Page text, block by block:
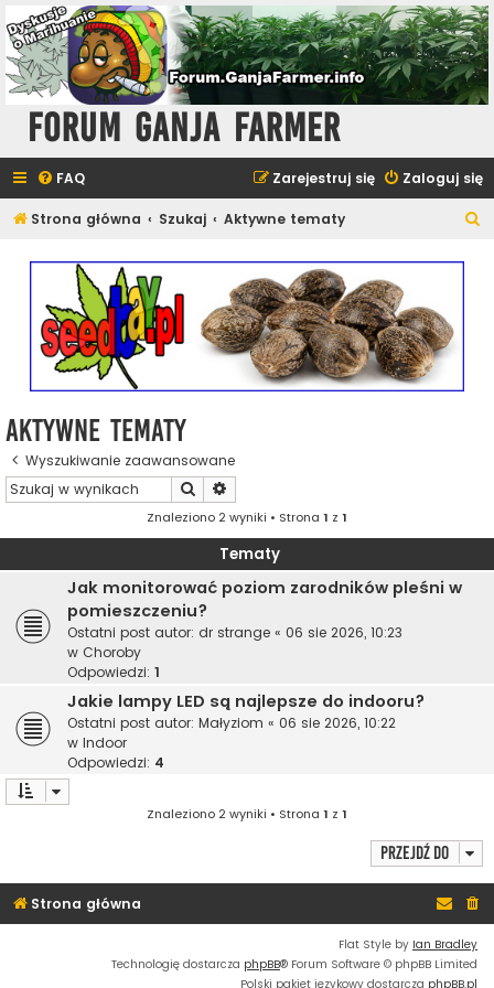
Forum Ganja Farmer
FAQ Zaloguj się
Zarejestruj się
Strona główna Szukaj Aktywne tematy
Aktywne tematy
Wyszukiwanie zaawansowane
Szukaj
Znaleziono 2 wyniki • Strona 1 z 1
Tematy
Jak monitorować poziom zarodników pleśni w
pomieszczeniu?
Ostatni post autor: dr strange « 06 sie 2026, 10:23
w Choroby
Odpowiedzi: 1
Jakie lampy LED są najlepsze do indooru?
Ostatni post autor: Małyziom « 06 sie 2026, 10:22
w Indoor
Odpowiedzi: 4
Znaleziono 2 wyniki • Strona 1 z 1
Przejdź do
Strona główna
Flat Style by Ian Bradley
Technologię dostarcza phpBB® Forum Software © phpBB Limited
Polski pakiet językowy dostarcza phpBB.pl